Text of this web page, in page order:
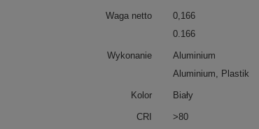
Waga netto
0,166
0.166
Wykonanie
Aluminium
Aluminium, Plastik
Kolor Biały
CRI >80